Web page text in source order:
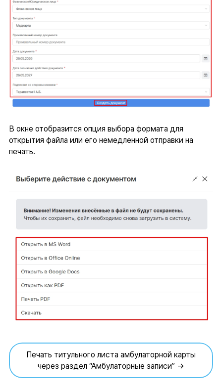
В окне отобразится опция выбора формата для
открытия файла или его немедленной отправки на
печать.
Печать титульного листа амбулаторной карты
через раздел “Амбулаторные записи” →